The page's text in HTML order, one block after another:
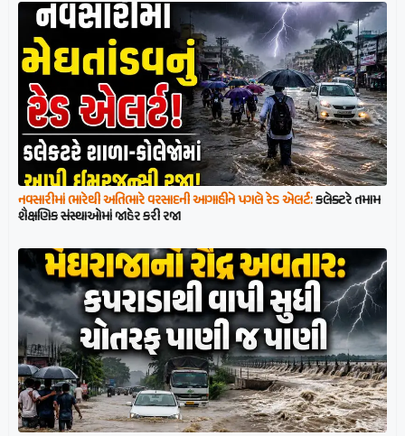
નવસારીમાં ભારેથી અતિભારે વરસાદની આગાહીને પગલે રેડ એલર્ટ:કલેક્ટરે તમામ
શૈક્ષણિક સંસ્થાઓમાં જાહેર કરી રજા